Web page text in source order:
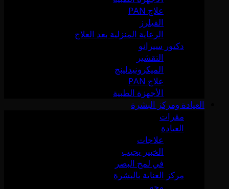
علاج PAN
الفيلرز
الرعاية المنزلية بعد العلاج
دكتور سيرانو
التقشير
الميكرونيدلينج
علاج PAN
الأجهزة الطبية
العيادة ومركز البشرة
مقرات
العيادة
علاجات
الخبير يجيب
في لمح البصر
مركز العناية بالبشرة